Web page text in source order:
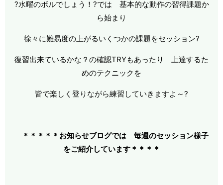
?水曜のボルでしょう！?では 基本的な動作の習得課題か
ら始まり
徐々に難易度の上がるいくつかの課題をセッション?
復習出来ているかな？の確認TRYもあったり 上達するた
めのテクニックを
皆で楽しく登りながら練習していきますよ～?
＊＊＊＊＊お知らせブログでは 毎週のセッション様子
をご紹介しています＊＊＊ ＊